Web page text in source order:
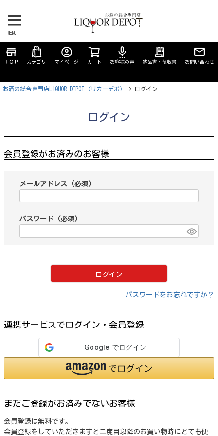
MENU
store
ＴＯＰ カテゴリ
account_circle
マイページ カート
settings_voice
お客様の声
receipt_long
納品書・領収書 お問い合わせ
お酒の総合専門店LIQUOR DEPOT（リカーデポ） ログイン
ログイン
会員登録がお済みのお客様
メールアドレス (必須)
パスワード (必須)
ログイン
パスワードをお忘れですか？
連携サービスでログイン・会員登録
まだご登録がお済みでないお客様
会員登録は無料です。
会員登録をしていただきますと二度目以降のお買い物時にとても便